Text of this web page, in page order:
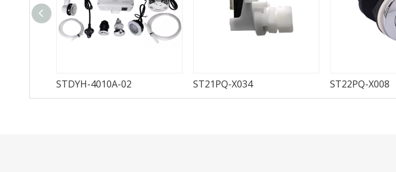
STDYH-4010A-02 ST21PQ-X034 ST22PQ-X008